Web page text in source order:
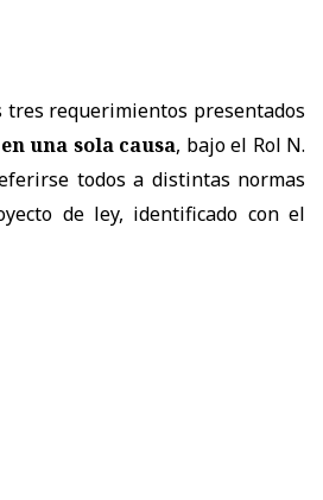
tres requerimientos presentados
una sola causa, bajo el Rol N.
todos a distintas normas
de ley, identificado con el